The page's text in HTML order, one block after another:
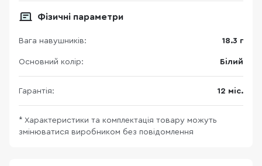
Фізичні параметри
Вага навушників: 18.3 г
Основний колір: Білий
Гарантія: 12 міс.
* Характеристики та комплектація товару можуть
змінюватися виробником без повідомлення